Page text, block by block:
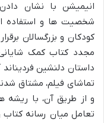
انیمیشن با نشان دادن
شخصیت ها و استفاده
کودکان و بزرگسالان
مجدد کتاب کمک
داستان دلنشین
تماشای فیلم، مشتاق
و از طریق آن، با ریشه
تعامل میان رسانه